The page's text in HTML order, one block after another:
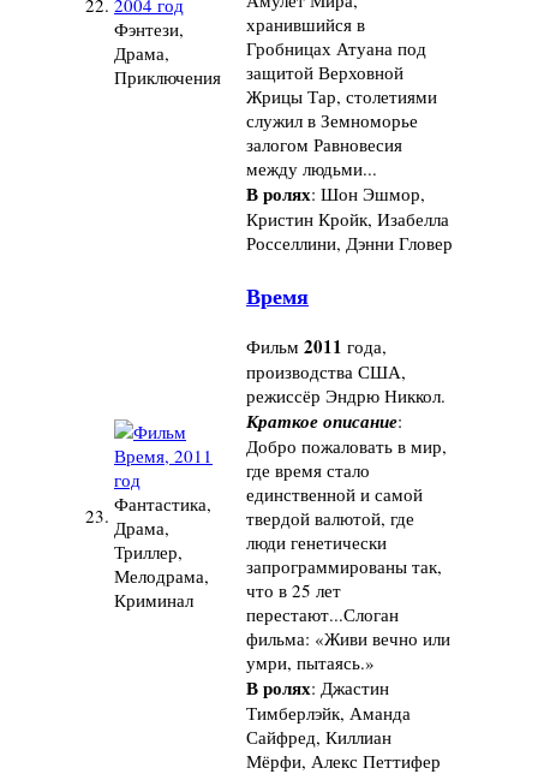
Фэнтези,
Драма,
Приключения
хранившийся в
Гробницах Атуана под
защитой Верховной
Жрицы Тар, столетиями
служил в Земноморье
залогом Равновесия
между людьми...
В ролях: Шон Эшмор,
Кристин Кройк, Изабелла
Росселлини, Дэнни Гловер
23. Фантастика,
Драма,
Триллер,
Мелодрама,
Криминал
Время
Фильм 2011 года,
производства США,
режиссёр Эндрю Никкол.
Краткое описание:
Добро пожаловать в мир,
где время стало
единственной и самой
твердой валютой, где
люди генетически
запрограммированы так,
что в 25 лет
перестают...Слоган
фильма: «Живи вечно или
умри, пытаясь.»
В ролях: Джастин
Тимберлэйк, Аманда
Сайфред, Киллиан
Мёрфи, Алекс Петтифер